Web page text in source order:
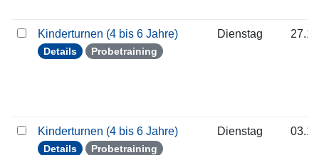
Kinderturnen (4 bis 6 Jahre)
Details Probetraining
Dienstag
Kinderturnen (4 bis 6 Jahre)
Details Probetraining
Dienstag